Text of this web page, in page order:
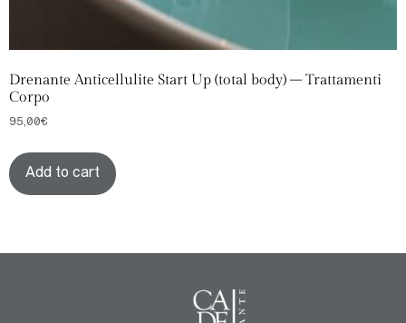
Drenante Anticellulite Start Up (total body) – Trattamenti
Corpo
95,00€
Add to cart